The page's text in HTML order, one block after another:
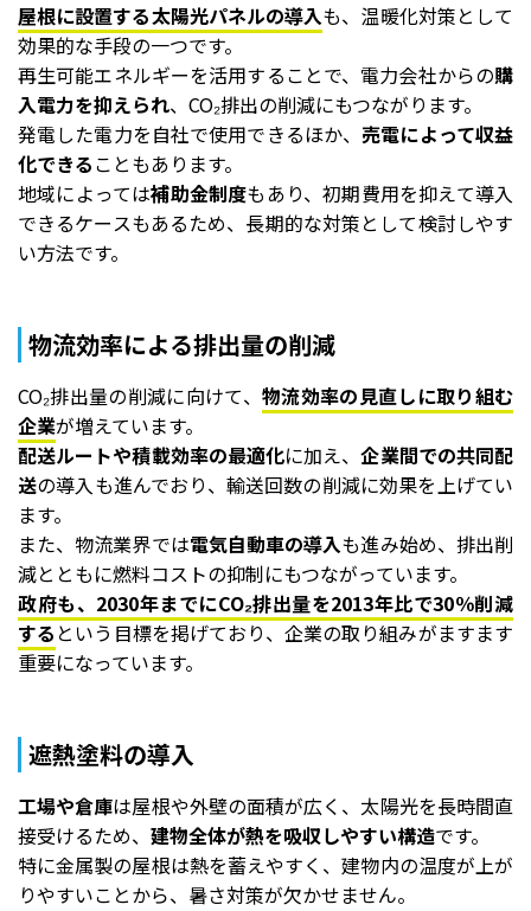
屋根に設置する太陽光パネルの導入も、温暖化対策として
効果的な手段の一つです。
再生可能エネルギーを活用することで、電力会社からの購
入電力を抑えられ、CO₂排出の削減にもつながります。
発電した電力を自社で使用できるほか、売電によって収益
化できることもあります。
地域によっては補助金制度もあり、初期費用を抑えて導入
できるケースもあるため、長期的な対策として検討しやす
い方法です。
物流効率による排出量の削減
CO₂排出量の削減に向けて、 物流効率の見直しに取り組む
企業が増えています。
配送ルートや積載効率の最適化に加え、企業間での共同配
送の導入も進んでおり、輸送回数の削減に効果を上げてい
ます。
また、物流業界では電気自動車の導入も進み始め、排出削
減とともに燃料コストの抑制にもつながっています。
政府も、2030年までにCO₂排出量を2013年比で30％削減
する という目標を掲げており、企業の取り組みがますます
重要になっています。
遮熱塗料の導入
工場や倉庫は屋根や外壁の面積が広く、太陽光を長時間直
接受けるため、 建物全体が熱を吸収しやすい構造です。
特に金属製の屋根は熱を蓄えやすく、建物内の温度が上が
りやすいことから、暑さ対策が欠かせません。